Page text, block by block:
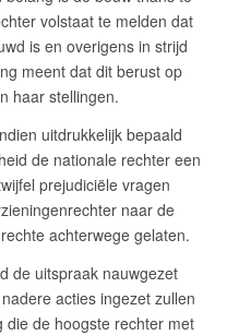
volstaat te melden dat
is en overigens in strijd
meent dat dit berust op
haar stellingen.
uitdrukkelijk bepaald
de nationale rechter een
prejudiciële vragen
naar de
achterwege gelaten.
de uitspraak nauwgezet
acties ingezet zullen
de hoogste rechter met